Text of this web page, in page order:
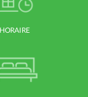
HORAIRE